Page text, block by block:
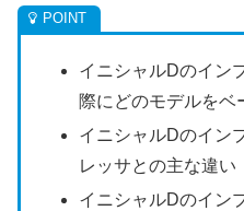
イニシャルDのイン
際にどのモデルをベ
イニシャルDのイン
レッサとの主な違い
イニシャルDのイン